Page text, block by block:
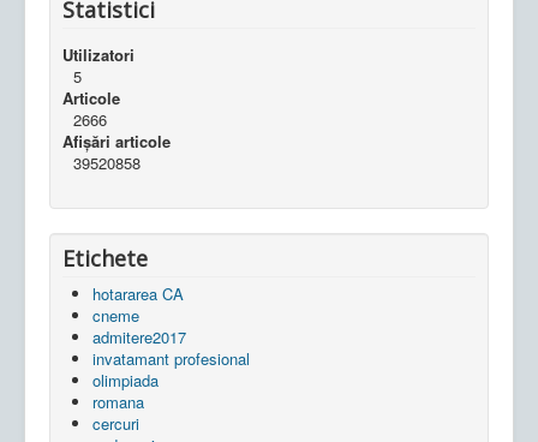
Statistici
Utilizatori
5
Articole
2666
Afișări articole
39520858
Etichete
hotararea CA
cneme
admitere2017
invatamant profesional
olimpiada
romana
cercuri